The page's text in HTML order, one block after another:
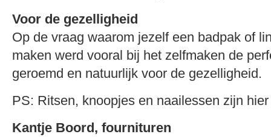
Voor de gezelligheid
Op de vraag waarom jezelf een badpak of
maken werd vooral bij het zelfmaken de
geroemd en natuurlijk voor de gezelligheid.
PS: Ritsen, knoopjes en naailessen zijn
Kantje Boord, fournituren